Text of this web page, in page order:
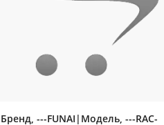
Бренд, ---FUNAI|Модель, ---RAC-